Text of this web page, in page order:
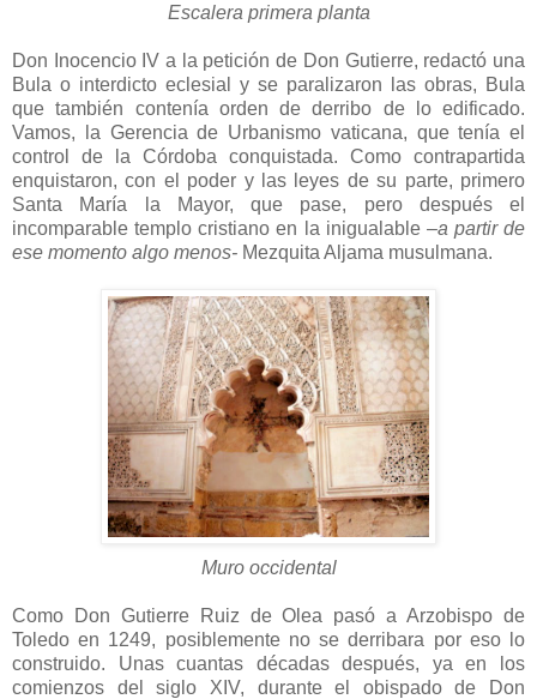
Escalera primera planta
Don Inocencio IV a la petición de Don Gutierre, redactó una
Bula o interdicto eclesial y se paralizaron las obras, Bula
que también contenía orden de derribo de lo edificado.
Vamos, la Gerencia de Urbanismo vaticana, que tenía el
control de la Córdoba conquistada. Como contrapartida
enquistaron, con el poder y las leyes de su parte, primero
Santa María la Mayor, que pase, pero después el
incomparable templo cristiano en la inigualable –a partir de
ese momento algo menos- Mezquita Aljama musulmana.
Muro occidental
Como Don Gutierre Ruiz de Olea pasó a Arzobispo de
Toledo en 1249, posiblemente no se derribara por eso lo
construido. Unas cuantas décadas después, ya en los
comienzos del siglo XIV, durante el obispado de Don